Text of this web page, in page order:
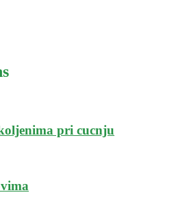
pri cucnju